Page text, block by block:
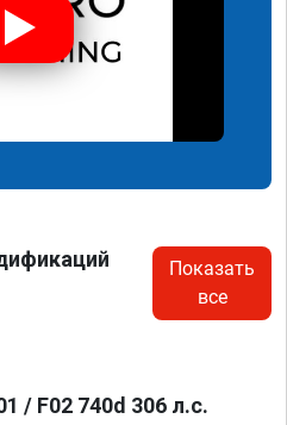
Показать
все
/ F02 740d 306 л.с.